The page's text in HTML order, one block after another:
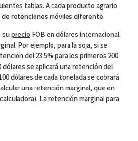
tablas. A cada producto agrario
de retenciones móviles diferente.
suprecio FOB en dólares internacional.
Por ejemplo, para la soja, si se
del 23.5% para los primeros 200
se aplicará una retención del
dólares de cada tonelada se cobrará
una retención marginal, que en
La retención marginal para